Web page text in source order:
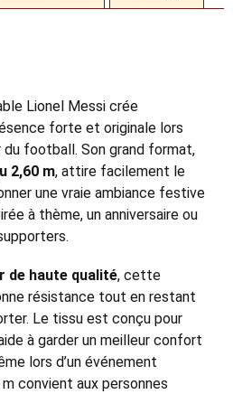
Lionel Messi crée
forte et originale lors
du football. Son grand format,
2,60 m, attire facilement le
une vraie ambiance festive
à thème, un anniversaire ou
de haute qualité, cette
résistance tout en restant
Le tissu est conçu pour
à garder un meilleur confort
lors d’un événement
convient aux personnes